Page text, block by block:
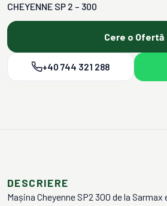
CHEYENNE SP 2 – 300
Cere o Ofertă
+40 744 321 288
DESCRIERE
Mașina Cheyenne SP2 300 de la